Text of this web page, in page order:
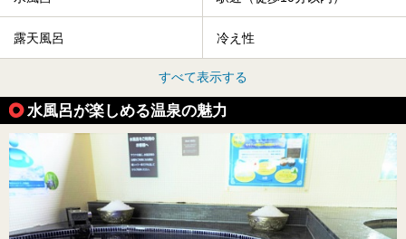
露天風呂 冷え性
すべて表示する
水風呂が楽しめる温泉の魅力